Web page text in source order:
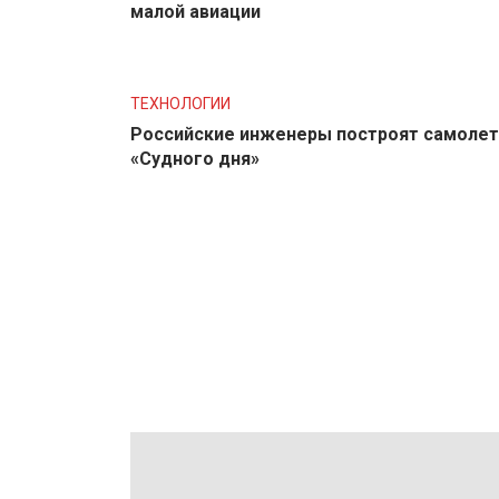
малой авиации
ТЕХНОЛОГИИ
Российские инженеры построят самолет
«Судного дня»